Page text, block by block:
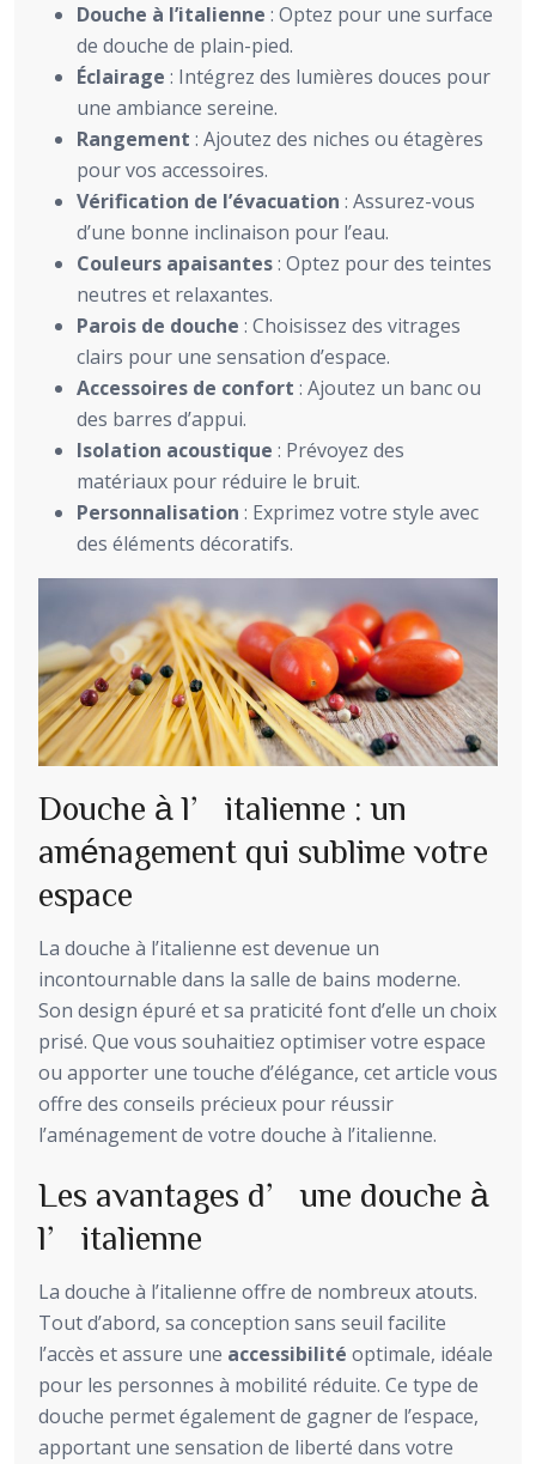
Douche à l’italienne : Optez pour une surface
de douche de plain-pied.
Éclairage : Intégrez des lumières douces pour
une ambiance sereine.
Rangement : Ajoutez des niches ou étagères
pour vos accessoires.
Vérification de l’évacuation : Assurez-vous
d’une bonne inclinaison pour l’eau.
Couleurs apaisantes: Optez pour des teintes
neutres et relaxantes.
Parois de douche : Choisissez des vitrages
clairs pour une sensation d’espace.
Accessoires de confort : Ajoutez un banc ou
des barres d’appui.
Isolation acoustique : Prévoyez des
matériaux pour réduire le bruit.
Personnalisation : Exprimez votre style avec
des éléments décoratifs.
Douche à l’italienne : un
aménagement qui sublime votre
espace
La douche à l’italienne est devenue un
incontournable dans la salle de bains moderne.
Son design épuré et sa praticité font d’elle un choix
prisé. Que vous souhaitiez optimiser votre espace
ou apporter une touche d’élégance, cet article vous
offre des conseils précieux pour réussir
l’aménagement de votre douche à l’italienne.
Les avantages d’une douche à
l’italienne
La douche à l’italienne offre de nombreux atouts.
Tout d’abord, sa conception sans seuil facilite
l’accès et assure une accessibilité optimale, idéale
pour les personnes à mobilité réduite. Ce type de
douche permet également de gagner de l’espace,
apportant une sensation de liberté dans votre